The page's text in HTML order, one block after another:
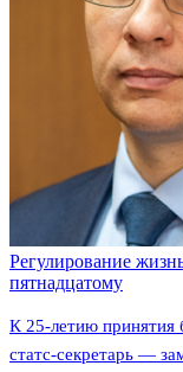
Регулирование
пятнадцатому
К 25-летию принятия
статс-секретарь —